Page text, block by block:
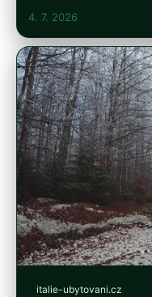
4. 7. 2026
italie-ubytovani.cz